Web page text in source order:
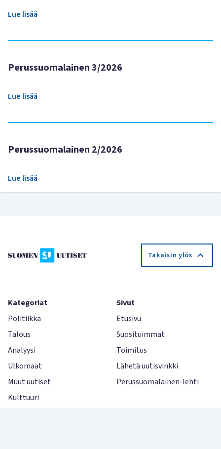
Lue lisää
Perussuomalainen 3/2026
Lue lisää
Perussuomalainen 2/2026
Lue lisää
Takaisin ylös
Kategoriat
Politiikka
Talous
Analyysi
Ulkomaat
Muut uutiset
Kulttuuri
Sivut
Etusivu
Suosituimmat
Toimitus
Lähetä uutisvinkki
Perussuomalainen-lehti